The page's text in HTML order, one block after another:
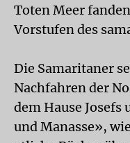
Toten Meer
Vorstufen des
Die Samaritaner
Nachfahren der
dem Hause
und Manasse»,